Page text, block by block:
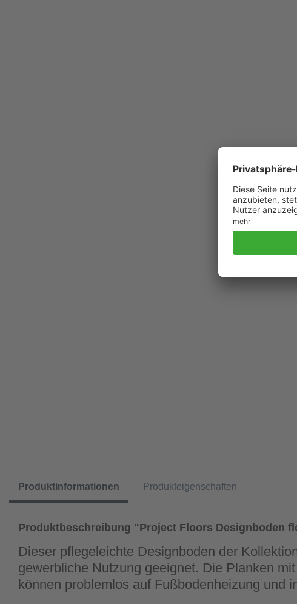
Produktinformationen Produkteigenschaften
Produktbeschreibung "Project Floors Designboden
Dieser pflegeleichte Designboden der
gewerbliche Nutzung geeignet. Die Planken
können problemlos auf Fußbodenheizung und